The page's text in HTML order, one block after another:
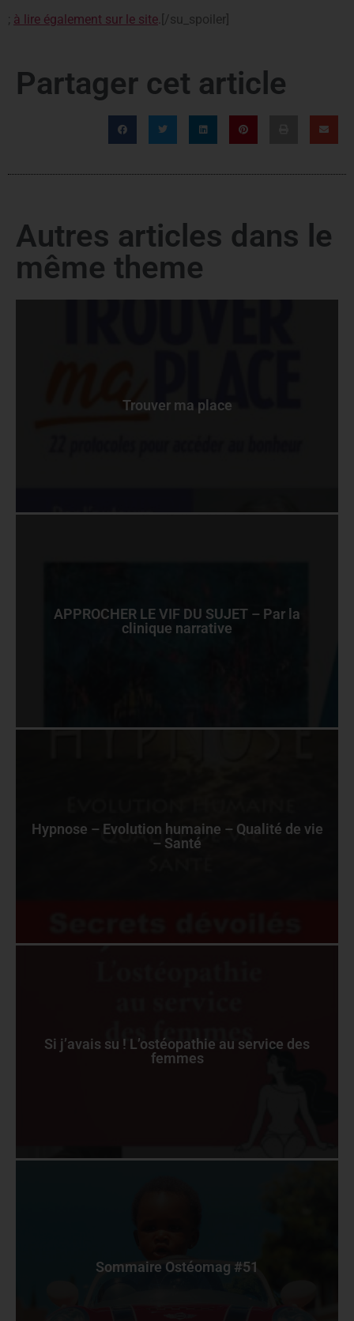
; à lire également sur le site. [/su_spoiler]
Partager cet article
Autres articles dans le
même theme
Trouver ma place
APPROCHER LE VIF DU SUJET – Par la
clinique narrative
Hypnose – Evolution humaine – Qualité de vie
– Santé
Si j’avais su ! L’ostéopathie au service des
femmes
Sommaire Ostéomag #51